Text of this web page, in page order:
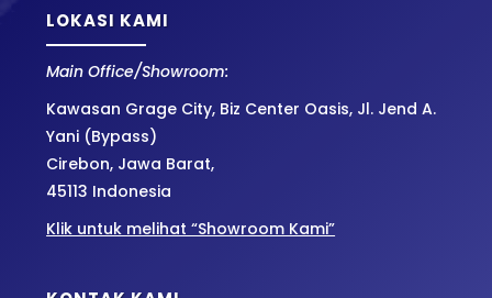
LOKASI KAMI
Main Office/Showroom:
Kawasan Grage City, Biz Center Oasis, Jl. Jend A.
Yani (Bypass)
Cirebon, Jawa Barat,
45113 Indonesia
Klik untuk melihat “Showroom Kami”